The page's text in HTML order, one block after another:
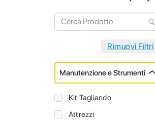
Manutenzione e Strumenti
Kit Tagliando
Attrezzi